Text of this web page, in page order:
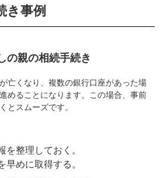
き事例
の親の相続手続き
亡くなり、複数の銀行口座があった場
めることになります。この場合、事前
とスムーズです。
を整理しておく。
早めに取得する。